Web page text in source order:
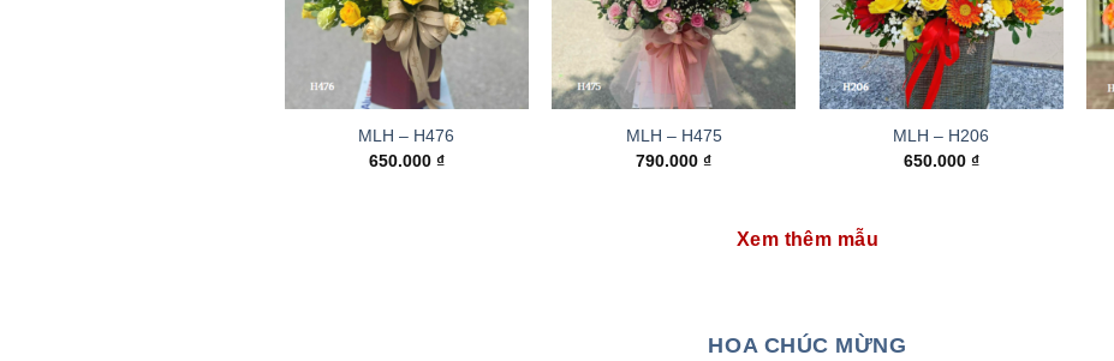
MLH – H476
650.000 ₫
MLH – H475
790.000₫
MLH – H206
650.000 ₫
Xem thêm mẫu
HOA CHÚC MỪNG